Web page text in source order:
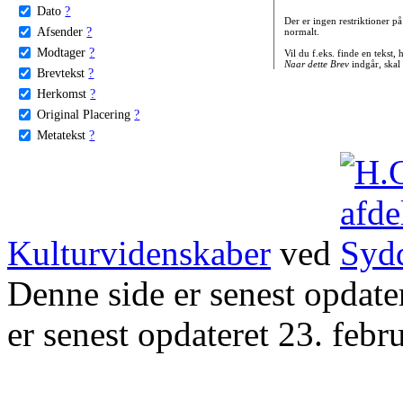
Dato ?
Afsender ?
Modtager ?
Brevtekst ?
Herkomst ?
Original Placering ?
Metatekst ?
Der er ingen restriktioner
normalt.
Vil du f.eks. finde en tekst,
Naar dette Brevindgår, skal
Kulturvidenskaber ved
Denne side er senest
er senest opdateret 23.